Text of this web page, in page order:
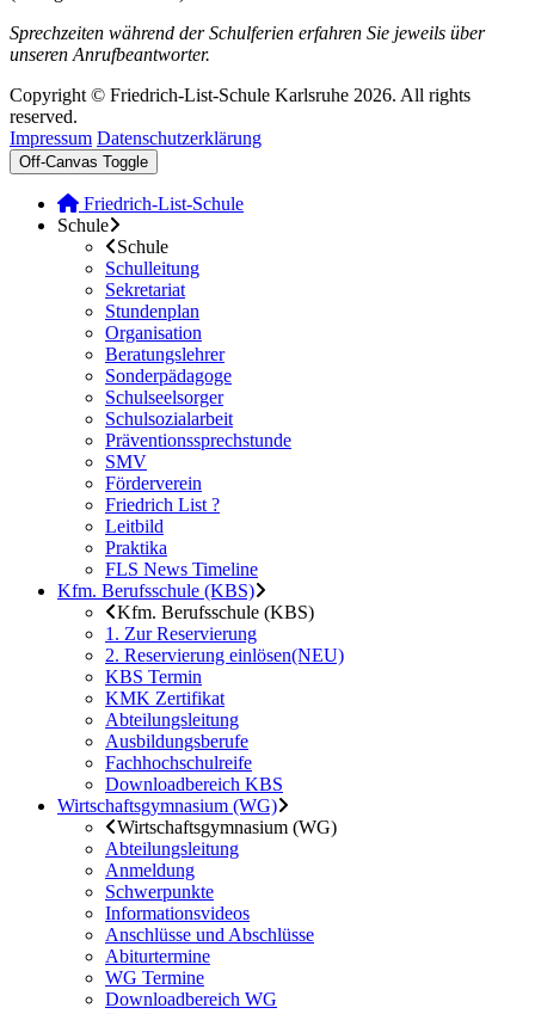
Sprechzeiten während der Schulferien erfahren Sie jeweils über
unseren Anrufbeantworter.
Copyright © Friedrich-List-Schule Karlsruhe 2026. All rights
reserved.
Impressum Datenschutzerklärung
Off-Canvas Toggle
Friedrich-List-Schule
Schule
Schule
Schulleitung
Sekretariat
Stundenplan
Organisation
Beratungslehrer
Sonderpädagoge
Schulseelsorger
Schulsozialarbeit
Präventionssprechstunde
SMV
Förderverein
Friedrich List ?
Leitbild
Praktika
FLS News Timeline
Kfm. Berufsschule (KBS)
Kfm. Berufsschule (KBS)
1. Zur Reservierung
2. Reservierung einlösen(NEU)
KBS Termin
KMK Zertifikat
Abteilungsleitung
Ausbildungsberufe
Fachhochschulreife
Downloadbereich KBS
Wirtschaftsgymnasium (WG)
Wirtschaftsgymnasium (WG)
Abteilungsleitung
Anmeldung
Schwerpunkte
Informationsvideos
Anschlüsse und Abschlüsse
Abiturtermine
WG Termine
Downloadbereich WG